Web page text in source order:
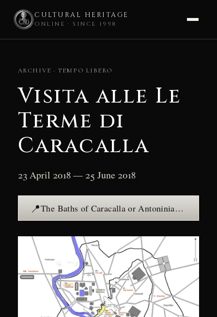
CULTURAL HERITAGE
ONLINE · SINCE 1998
contentARCHIVE · TEMPO LIBERO
Visita alle Le
Terme di
Caracalla
23 April 2018 — 25 June 2018
📍 The Baths of Caracalla or Antoniniane — see the place →